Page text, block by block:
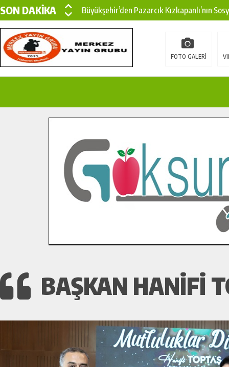
SON DAKİKA
Büyükşehir’den Pazarcık Kızkapanlı’nın
Büyükşehir’den Pazarcık Kırsalına Modern
Çin’den KSÜ’ye Uluslararası Başarı:
İlçe Jandarma Komutanı Karakaya’dan
Bertiz’in Yeni Köprüsünde Sona Doğru.
FOTO GALERİ
BAŞKAN HANIFI